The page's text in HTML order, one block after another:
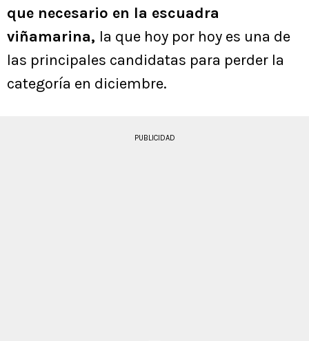
que necesario en la escuadra
viñamarina, la que hoy por hoy es una de
las principales candidatas para perder la
categoría en diciembre.
PUBLICIDAD